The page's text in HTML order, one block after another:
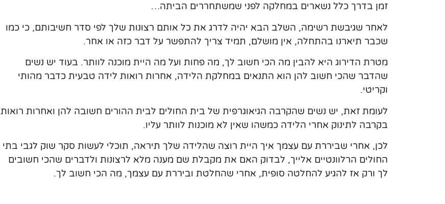
זמן בדרך כלל נשארים במחלקה לפני שמשתחררים הביתה…
לאחר שגיבשת רשימה, השלב הבא יהיה לדרג את כל אותם רצונות שלך לפי סדר חשיבותם, כי כמו
שכבר תיארנו בהתחלה, אין מושלם, תמיד צריך להתפשר על דבר כזה או אחר.
מטרת הדירוג היא להבין מה הכי חשוב לך, מה פחות ועל מה היית מוכנה לוותר. בעוד יש נשים
שהדבר שהכי חשוב להן הוא התנאים במחלקת הלידה, אחרות רואות לידה טבעית כדבר מהותי
וקריטי.
לעומת זאת, יש נשים שהקרבה הגיאוגרפית של בית החולים לבית ההורים חשובה להן ואחרות רואות
בקרבה לתינוק אחרי הלידה כמשהו שאין לא מוכנות לוותר עליו.
לכן, אחרי שביררת עם עצמך איך היית רוצה שהלידה שלך תיראה, תוכלי לעשות סקר שוק לגבי בתי
החולים הרלוונטיים אלייך, לבדוק האם את מקבלת שם מענה מלא לרצונות ולדברים שהכי חשובים
לך ורק אז להגיע להחלטה סופית, אחרי שהחלטת וביררת עם עצמך, מה הכי חשוב לך.